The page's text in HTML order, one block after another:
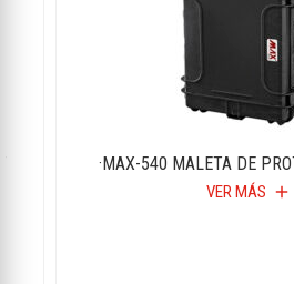
·MAX-540 MALETA DE
VER MÁS add